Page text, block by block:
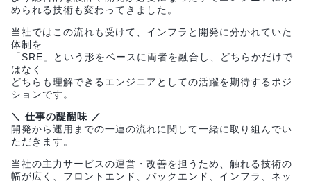
められる技術も変わってきました。
当社ではこの流れも受けて、インフラと開発に分かれていた
体制を
「SRE」という形をベースに両者を融合し、どちらかだけで
はなく
どちらも理解できるエンジニアとしての活躍を期待するポジ
ションです。
＼ 仕事の醍醐味 ／
開発から運用までの一連の流れに関して一緒に取り組んでい
ただきます。
当社の主力サービスの運営・改善を担うため、触れる技術の
幅が広く、フロントエンド、バックエンド、インフラ、ネッ